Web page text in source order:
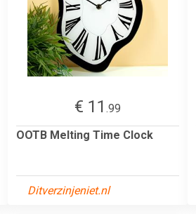
€ 11 .99
OOTB Melting Time Clock
Ditverzinjeniet.nl